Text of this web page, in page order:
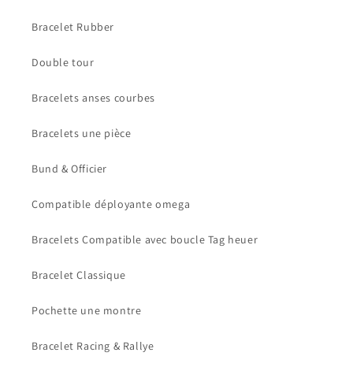
Bracelet Rubber
Double tour
Bracelets anses courbes
Bracelets une pièce
Bund & Officier
Compatible déployante omega
Bracelets Compatible avec boucle Tag heuer
Bracelet Classique
Pochette une montre
Bracelet Racing & Rallye